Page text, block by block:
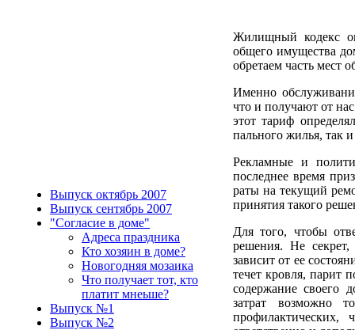
Выпуск октябрь 2007
Выпуск сентябрь 2007
"Согласие в доме"
Адреса праздника
Кто хозяин в доме?
Новогодняя мозаика
Что получает тот, кто
платит мнеьше?
Выпуск №1
Выпуск №2
Жилищный кодекс
общего имущества
обретаем часть мест
Именно
что и получают от
этот тариф
пального жилья, так
Рекламные и
последнее время
раты на текущий
при­нятия такого
Для того, чтобы
решения. Не
зависит от ее
течет кровля, парит
содержа­ние своего
затрат возмож­но